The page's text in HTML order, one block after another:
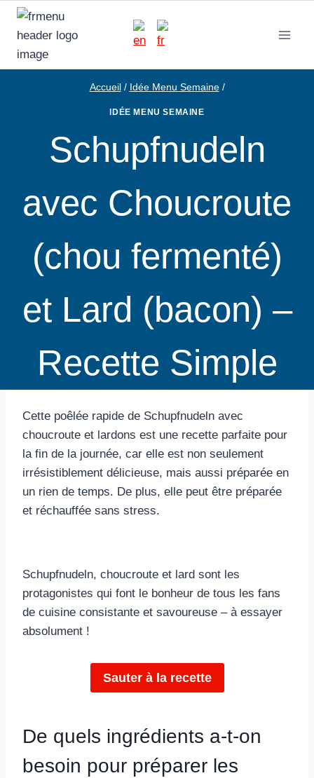
Aller
contenu
Accueil / Idée Menu Semaine /
IDÉE MENU SEMAINE
Schupfnudeln
avec Choucroute
(chou fermenté)
et Lard (bacon) –
Recette Simple
Cette poêlée rapide de Schupfnudeln avec
choucroute et lardons est une recette parfaite pour
la fin de la journée, car elle est non seulement
irrésistiblement délicieuse, mais aussi préparée en
un rien de temps. De plus, elle peut être préparée
et réchauffée sans stress.
Schupfnudeln, choucroute et lard sont les
protagonistes qui font le bonheur de tous les fans
de cuisine consistante et savoureuse – à essayer
absolument !
Sauter à la recette
De quels ingrédients a-t-on
besoin pour préparer les